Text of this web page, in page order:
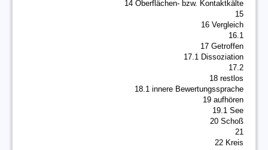
14 Oberflächen- bzw. Kontaktkälte
15
16 Vergleich
16.1
17 Getroffen
17.1 Dissoziation
17.2
18 restlos
18.1 innere Bewertungssprache
19 aufhören
19.1 See
20 Schoß
21
22 Kreis